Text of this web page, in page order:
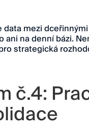
data mezi
ani na denní bázi.
strategická
č.4: